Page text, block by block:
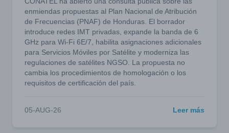
enmiendas propuestas al Plan Nacional de Atribución
de Frecuencias (PNAF) de Honduras. El borrador
introduce redes IMT privadas, expande la banda de 6
GHz para Wi-Fi 6E/7, habilita asignaciones adicionales
para Servicios Móviles por Satélite y moderniza las
regulaciones de satélites NGSO. La propuesta no
cambia los procedimientos de homologación o los
requisitos de certificación del país.
05-AUG-26 Leer más